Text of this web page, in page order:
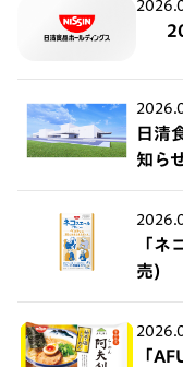
日清
知ら
「ネ
売)
「